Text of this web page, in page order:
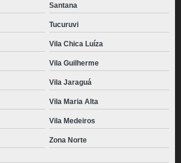
Santana
Tucuruvi
Vila Chica Luíza
Vila Guilherme
Vila Jaraguá
Vila Maria Alta
Vila Medeiros
Zona Norte